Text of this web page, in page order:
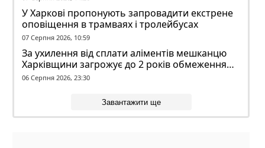
У Харкові пропонують запровадити екстрене
оповіщення в трамваях і тролейбусах
07 Серпня 2026, 10:59
За ухилення від сплати аліментів мешканцю
Харківщини загрожує до 2 років обмеження
волі
06 Серпня 2026, 23:30
Завантажити ще